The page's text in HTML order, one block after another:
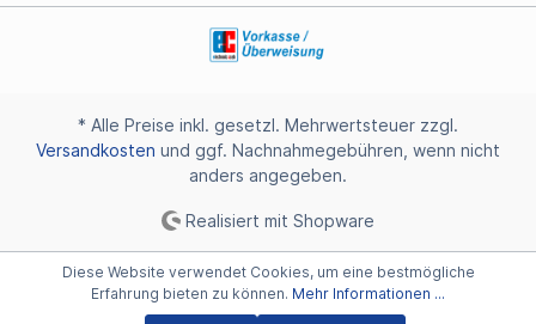
* Alle Preise inkl. gesetzl. Mehrwertsteuer zzgl.
Versandkosten und ggf. Nachnahmegebühren, wenn nicht
anders angegeben.
Realisiert mit Shopware
Diese Website verwendet Cookies, um eine bestmögliche
Erfahrung bieten zu können. Mehr Informationen ...